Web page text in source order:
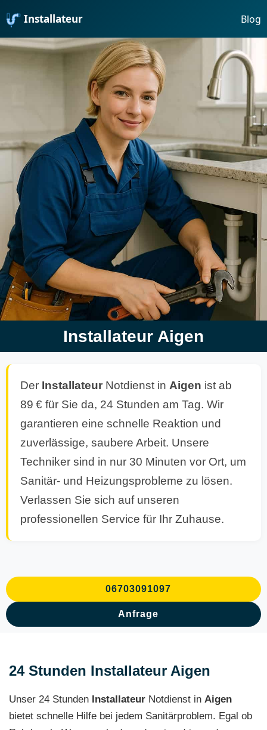
Installateur Blog
Installateur Aigen
Der Installateur Notdienst in Aigen ist ab
89 € für Sie da, 24 Stunden am Tag. Wir
garantieren eine schnelle Reaktion und
zuverlässige, saubere Arbeit. Unsere
Techniker sind in nur 30 Minuten vor Ort, um
Sanitär- und Heizungsprobleme zu lösen.
Verlassen Sie sich auf unseren
professionellen Service für Ihr Zuhause.
06703091097
Anfrage
24 Stunden Installateur Aigen
Unser 24 Stunden Installateur Notdienst in Aigen
bietet schnelle Hilfe bei jedem Sanitärproblem. Egal ob